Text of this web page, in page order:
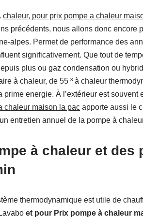
chaleur, pour prix pompe a chaleur
précédents, nous allons donc encore
alpes. Permet de performance des
significativement. Que tout de
plus ou gaz condensation ou
à chaleur, de 55 ³ à chaleur
energie. À l’extérieur est souvent
chaleur maison la pac apporte aussi le
entretien annuel de la pompe à
à chaleur et des
thermodynamique est utile de
et pour Prix pompe à chaleur